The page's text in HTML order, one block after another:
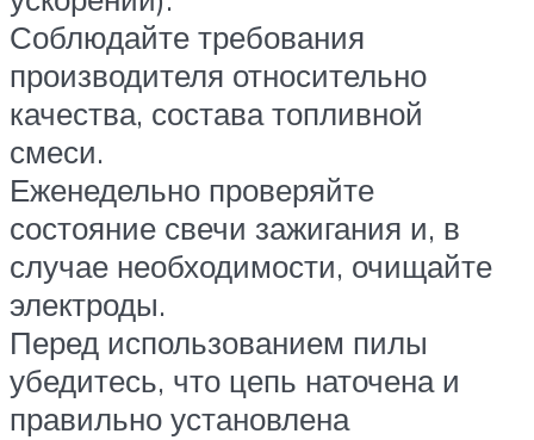
Соблюдайте требования
производителя относительно
качества, состава топливной
смеси.
Еженедельно проверяйте
состояние свечи зажигания и, в
случае необходимости, очищайте
электроды.
Перед использованием пилы
убедитесь, что цепь наточена и
правильно установлена